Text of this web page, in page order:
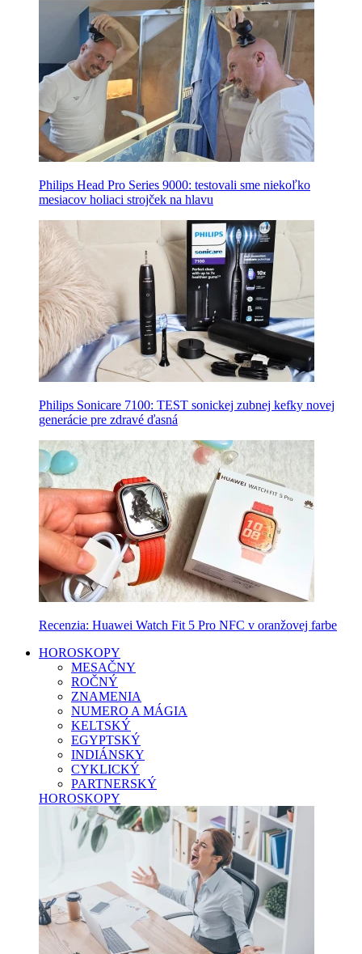
Philips Head Pro Series 9000: testovali sme niekoľko
mesiacov holiaci strojček na hlavu
Philips Sonicare 7100: TEST sonickej zubnej kefky novej
generácie pre zdravé ďasná
Recenzia: Huawei Watch Fit 5 Pro NFC v oranžovej farbe
HOROSKOPY
MESAČNY
ROČNÝ
ZNAMENIA
NUMERO A MÁGIA
KELTSKÝ
EGYPTSKÝ
INDIÁNSKY
CYKLICKÝ
PARTNERSKÝ
HOROSKOPY